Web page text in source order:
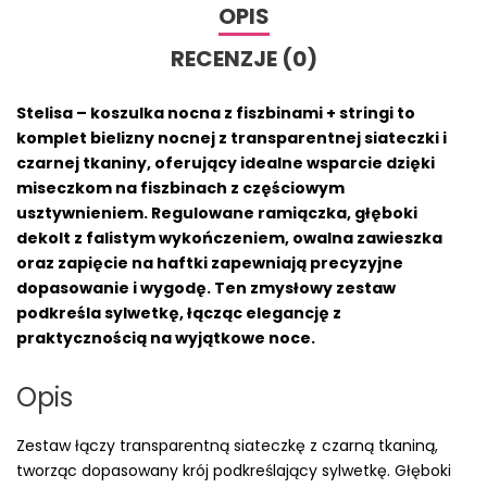
OPIS
RECENZJE (0)
Stelisa – koszulka nocna z fiszbinami + stringi to
komplet bielizny nocnej z transparentnej siateczki i
czarnej tkaniny, oferujący idealne wsparcie dzięki
miseczkom na fiszbinach z częściowym
usztywnieniem. Regulowane ramiączka, głęboki
dekolt z falistym wykończeniem, owalna zawieszka
oraz zapięcie na haftki zapewniają precyzyjne
dopasowanie i wygodę. Ten zmysłowy zestaw
podkreśla sylwetkę, łącząc elegancję z
praktycznością na wyjątkowe noce.
Opis
Zestaw łączy transparentną siateczkę z czarną tkaniną,
tworząc dopasowany krój podkreślający sylwetkę. Głęboki